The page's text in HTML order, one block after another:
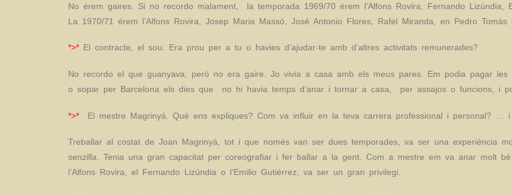
No érem gaires. Si no recordo malament, la temporada 1969/70 érem l’Alfons Rovira, Fernando Lizúndia,
La 1970/71 érem l’Alfons Rovira, Josep Maria Massó, José Antonio Flores, Rafel Miranda, en Pedro Tomàs
*>* El contracte, el sou. Era prou per a tu o havies d’ajudar-te amb d’altres activitats remunerades?
No recordo el que guanyava, però no era gaire. Jo vivia a casa amb els meus pares. Em podia pagar
o sopar per Barcelona els dies que no hi havia temps d’anar i tornar a casa, per assajos o funcions, i
*>* El mestre Magrinyá. Què ens expliques? Com va influir en la teva carrera professional i personal? …
Treballar al costat de Joan Magrinyà, tot i que només van ser dues temporades, va ser una experiència
senzilla. Tenia una gran capacitat per coreografiar i fer ballar a la gent. Com a mestre em va anar molt
l’Alfons Rovira, el Fernando Lizúndia o l’Emilio Gutiérrez, va ser un gran privilegi.